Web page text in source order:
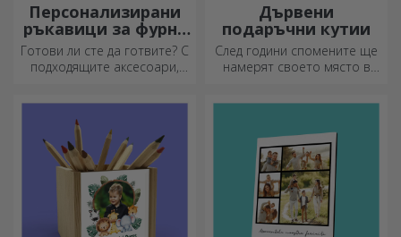
Персонализирани
ръкавици за фурна
и кухненски
аксесоари
Готови ли сте да готвите? С
подходящите аксесоари,
кухнята.
Дървени
подаръчни кутии
След години спомените ще
намерят своето място в